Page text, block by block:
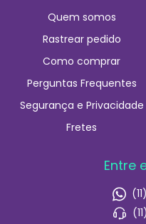
Quem somos
Rastrear pedido
Como comprar
Perguntas Frequentes
Segurança e Privacidade
Fretes
Entre